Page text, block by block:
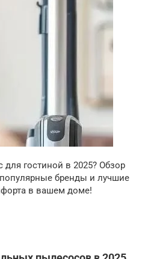
гостиной в 2025? Обзор
бренды и лучшие
в вашем доме!